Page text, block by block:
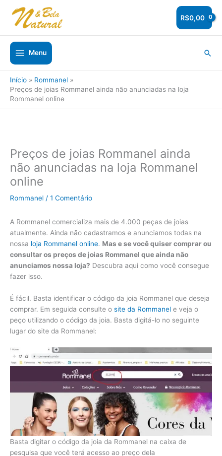
para
conteúdo
R$0,00
Menu
Início
Rommanel
Preços de joias Rommanel ainda não anunciadas na loja
Rommanel online
Preços de joias Rommanel ainda
não anunciadas na loja Rommanel
online
Rommanel / 1 Comentário
A Rommanel comercializa mais de 4.000 peças de joias
atualmente. Ainda não cadastramos e anunciamos todas na
nossa loja Rommanel online. Mas e se você quiser comprar ou
consultar os preços de joias Rommanel que ainda não
anunciamos nossa loja? Descubra aqui como você consegue
fazer isso.
É fácil. Basta identificar o código da joia Rommanel que deseja
comprar. Em seguida consulte o site da Rommanel e veja o
peço utilizando o código da joia. Basta digitá-lo no seguinte
lugar do site da Rommanel:
Basta digitar o código da joia da Rommanel na caixa de
pesquisa que você terá acesso ao preço dela